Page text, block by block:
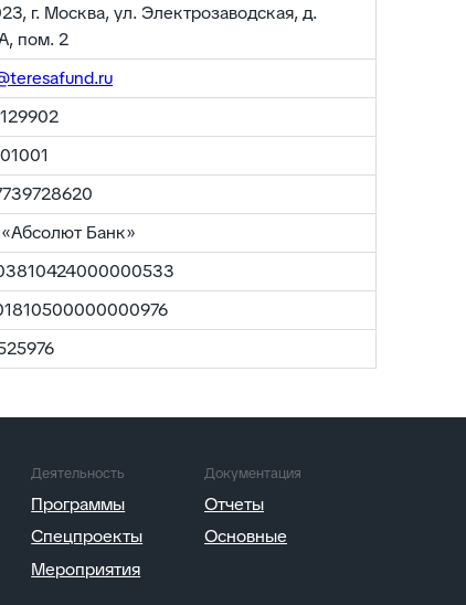
г. Москва, ул. Электрозаводская, д.
пом. 2
Банк»
Публичная оферта
Отчеты
Основные